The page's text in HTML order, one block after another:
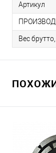
Артикул
Вес